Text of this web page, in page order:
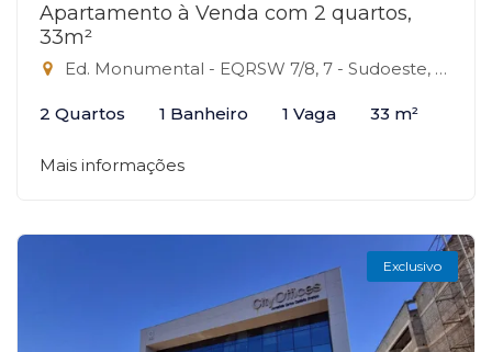
Apartamento à Venda com 2 quartos,
33m²
Ed. Monumental - EQRSW 7/8, 7 - Sudoeste, Brasília-DF
2 Quartos 1 Banheiro 1 Vaga 33 m²
Mais informações
Exclusivo